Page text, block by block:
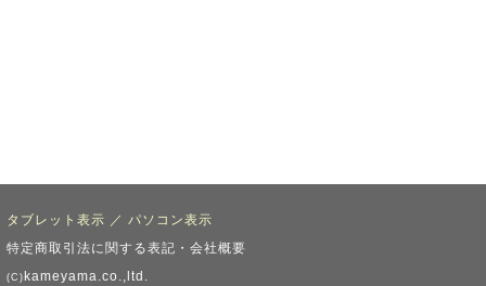
タブレット表示 ／ パソコン表示
特定商取引法に関する表記・会社概要
(C) kameyama.co.,ltd.